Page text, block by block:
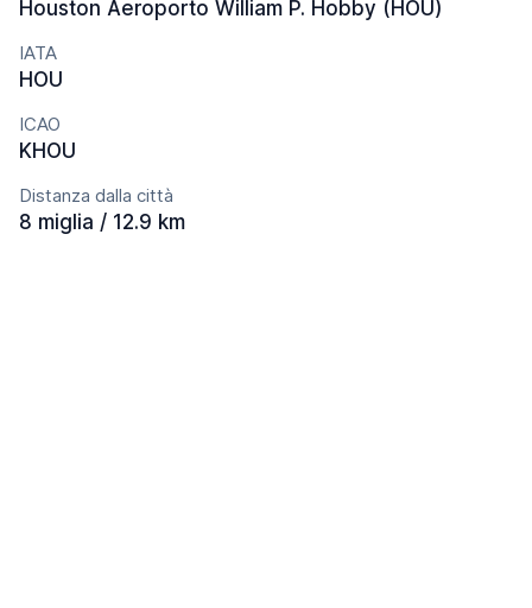
Houston Aeroporto William P. Hobby (HOU)
IATA
HOU
ICAO
KHOU
Distanza dalla città
8 miglia / 12.9 km